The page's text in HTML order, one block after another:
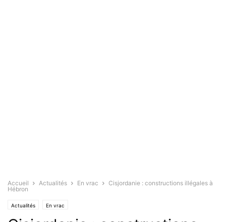
Accueil Actualités En vrac
Cisjordanie : constructions illégales à
Hébron
Actualités En vrac